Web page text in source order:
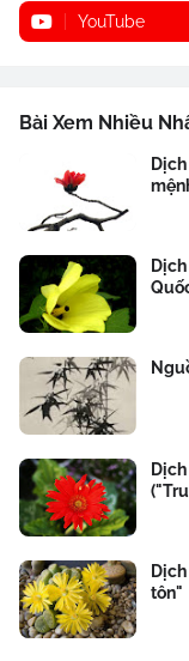
YouTube
Bài Xem Nhiều
tôn"